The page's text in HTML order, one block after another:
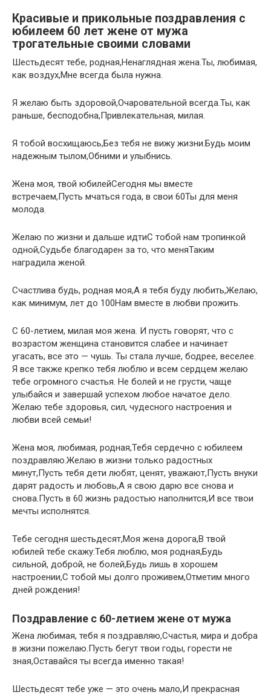
Красивые и прикольные поздравления с
юбилеем 60 лет жене от мужа
трогательные своими словами
Шестьдесят тебе, родная,Ненаглядная жена.Ты, любимая,
как воздух,Мне всегда была нужна.
Я желаю быть здоровой,Очаровательной всегда.Ты, как
раньше, бесподобна,Привлекательная, милая.
Я тобой восхищаюсь,Без тебя не вижу жизни.Будь моим
надежным тылом,Обними и улыбнись.
Жена моя, твой юбилейСегодня мы вместе
встречаем,Пусть мчаться года, в свои 60Ты для меня
молода.
Желаю по жизни и дальше идтиС тобой нам тропинкой
одной,Судьбе благодарен за то, что меняТаким
наградила женой.
Счастлива будь, родная моя,А я тебя буду любить,Желаю,
как минимум, лет до 100Нам вместе в любви прожить.
С 60-летием, милая моя жена. И пусть говорят, что с
возрастом женщина становится слабее и начинает
угасать, все это — чушь. Ты стала лучше, бодрее, веселее.
Я все также крепко тебя люблю и всем сердцем желаю
тебе огромного счастья. Не болей и не грусти, чаще
улыбайся и завершай успехом любое начатое дело.
Желаю тебе здоровья, сил, чудесного настроения и
любви всей семьи!
Жена моя, любимая, родная,Тебя сердечно с юбилеем
поздравляю.Желаю в жизни только радостных
минут,Пусть тебя дети любят, ценят, уважают,Пусть внуки
дарят радость и любовь,А я свою дарю все снова и
снова.Пусть в 60 жизнь радостью наполнится,И все твои
мечты исполнятся.
Тебе сегодня шестьдесят,Моя жена дорога,В твой
юбилей тебе скажу:Тебя люблю, моя родная,Будь
сильной, доброй, не болей,Будь лишь в хорошем
настроении,С тобой мы долго проживем,Отметим много
дней рождения!
Поздравление с 60-летием жене от мужа
Жена любимая, тебя я поздравляю,Счастья, мира и добра
в жизни пожелаю.Пусть бегут твои годы, горести не
зная,Оставайся ты всегда именно такая!
Шестьдесят тебе уже — это очень мало,И прекрасная